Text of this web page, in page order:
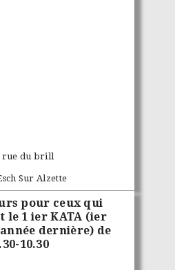
rue du brill
Sur Alzette
pour ceux qui
le 1 ier KATA (ier
dernière) de
10.30